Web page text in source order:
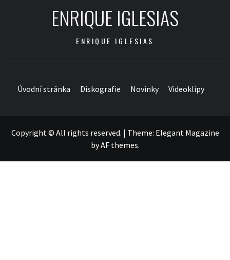
ENRIQUE IGLESIAS
ENRIQUE IGLESIAS
Úvodní stránka Diskografie Novinky Videoklipy
Copyright © All rights reserved. | Theme: Elegant Magazine
byAF themes.